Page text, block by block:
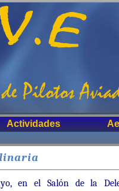
Actividades
en el Salón de la